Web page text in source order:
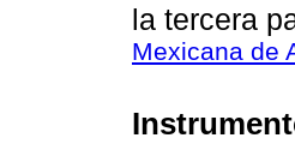
la tercera
Mexicana de